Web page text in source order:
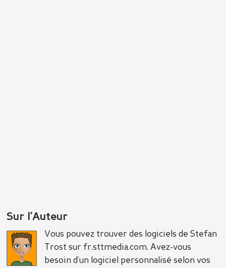
Répondre Positif Négatif
Sur l’Auteur
Vous pouvez trouver des logiciels de Stefan
Trost sur fr.sttmedia.com. Avez-vous
besoin d'un logiciel personnalisé selon vos